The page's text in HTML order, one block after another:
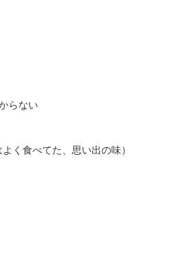
らない
く食べてた、思い出の味）